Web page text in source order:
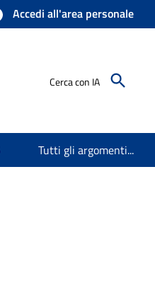
Accedi all'area personale
Cerca con IA
Tutti gli argomenti...